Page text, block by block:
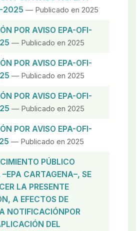
2025 — Publicado en 2025
POR AVISO EPA-OFI-
— Publicado en 2025
POR AVISO EPA-OFI-
— Publicado en 2025
POR AVISO EPA-OFI-
— Publicado en 2025
POR AVISO EPA-OFI-
— Publicado en 2025
PÚBLICO
CARTAGENA–, SE
LA PRESENTE
A EFECTOS DE
NOTIFICACIÓNPOR
DEL